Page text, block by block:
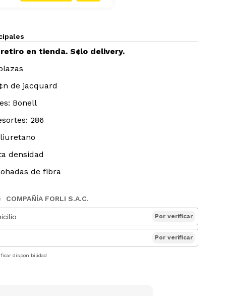
en tienda. S¢lo delivery.
de jacquard
Bonell
286
densidad
de fibra
COMPAÑÍA FORLI S.A.C.
Por verificar
Por verificar
disponibilidad